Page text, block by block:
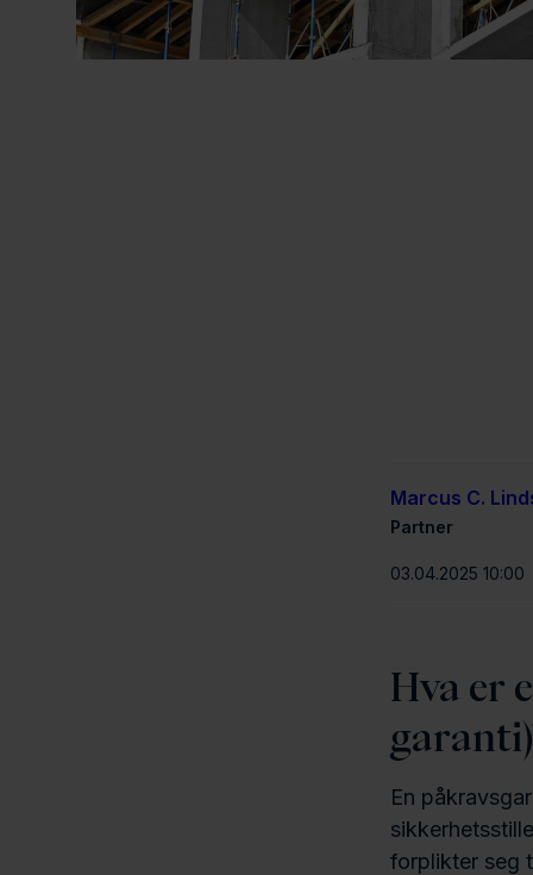
Marcus C.
Partner
03.04.2025 10:00
Hva er
En
forplikter seg